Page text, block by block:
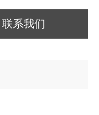
联系我们